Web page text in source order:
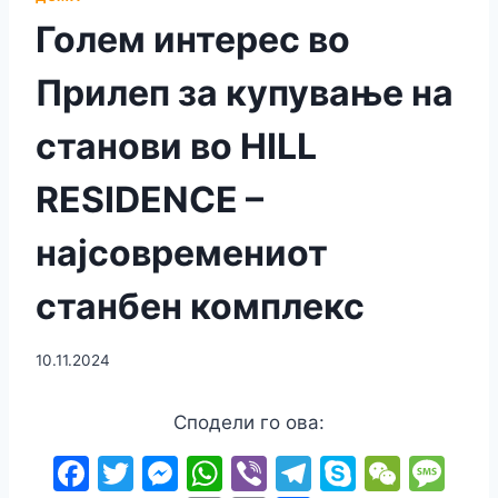
Голем интерес во
Прилеп за купување на
станови во HILL
RESIDENCE –
најсовремениот
станбен комплекс
10.11.2024
Сподели го ова:
F T M W Vi T S W